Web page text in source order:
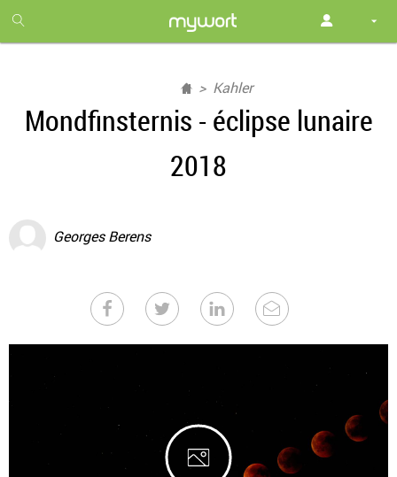
month
free
Kahler
Mondfinsternis - éclipse lunaire
2018
Georges Berens